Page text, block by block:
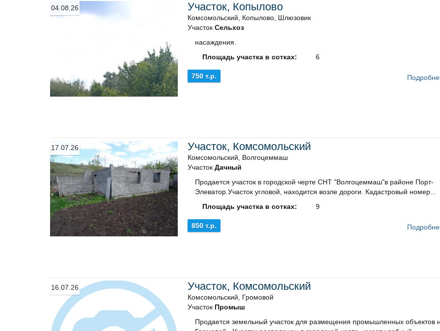
04.08.26 Участок, Копылово
Комсомольский, Копылово, Шлюзовик
Участок Сельхоз
насаждения.
Площадь участка в сотках:
6
750 т.р.
17.07.26 Участок, Комсомольский
Комсомольский, Волгоцеммаш
Участок Дачный
Продается участок в городской черте СНТ "Волгоцеммаш"в районе Порт-
Элеватор.Участок угловой, находится возле дороги. Кадастровый номер...
Площадь участка в сотках:
9
850 т.р.
16.07.26 Участок, Комсомольский
Комсомольский, Громовой
Участок Промыш
Продается земельный участок для размещения промышленных объектов